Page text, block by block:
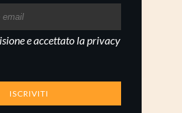
e accettato laprivacy